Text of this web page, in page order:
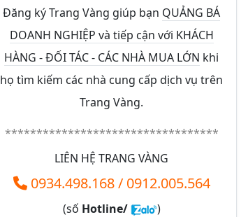
Đăng ký Trang Vàng giúp bạn QUẢNG BÁ
DOANH NGHIỆP và tiếp cận với KHÁCH
HÀNG - ĐỐI TÁC - CÁC NHÀ MUA LỚN khi
họ tìm kiếm các nhà cung cấp dịch vụ trên
Trang Vàng.
**********************************
LIÊN HỆ TRANG VÀNG
0934.498.168/ 0912.005.564
(số Hotline/ )